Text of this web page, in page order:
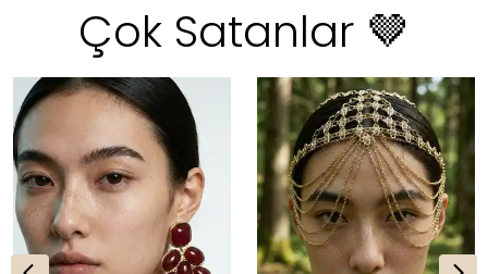
Çok Satanlar 🤎